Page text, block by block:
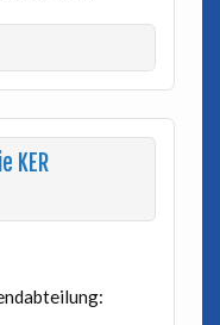
KER